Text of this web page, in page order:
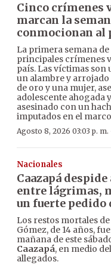
Cinco crímenes
marcan la
conmocionan al
La primera semana
principales crímenes
país. Las víctimas
un alambre y
de oro y una mujer,
adolescente ahogada
asesinado con un
imputados en el
Agosto 8, 2026 03:03 p. m.
Nacionales
Caazapá
entre lágrimas,
un fuerte pedido
Los restos mortales
Gómez, de 14 años,
mañana de este
Caazapá, en medio
allegados.